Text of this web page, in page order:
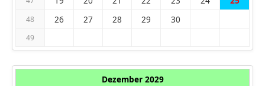
48 26 27 28 29 30
49
Dezember 2029